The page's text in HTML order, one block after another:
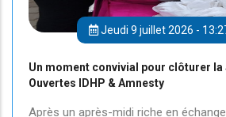
Jeudi 9 juillet 2026 -
Un moment convivial pour clôturer
Ouvertes IDHP & Amnesty
Après un après-midi riche en